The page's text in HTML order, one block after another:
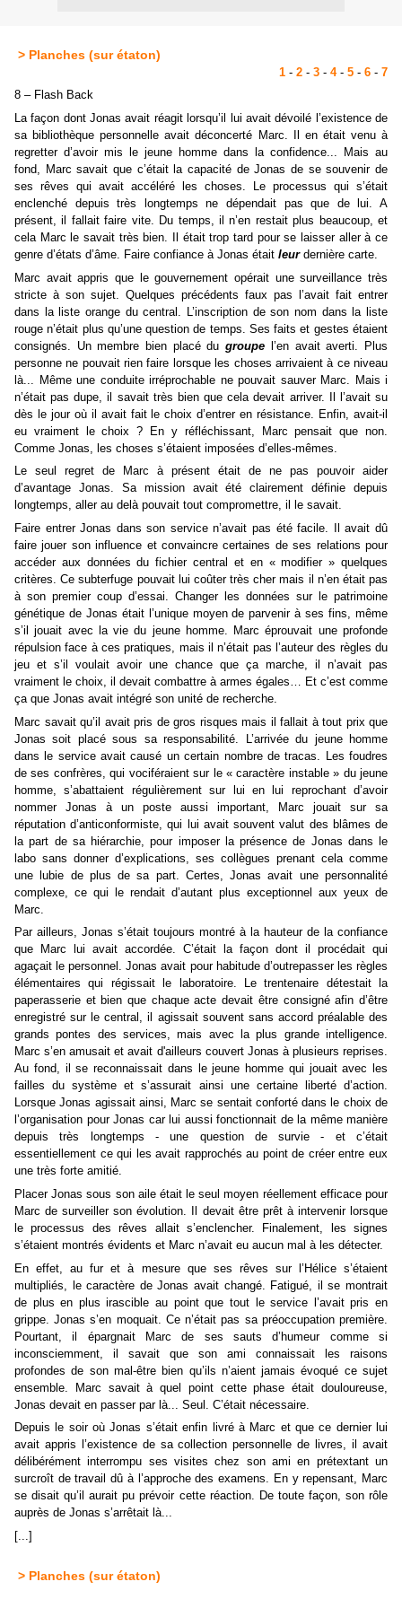
> Planches (sur étaton)
1 - 2 - 3 - 4- 5 - 6 - 7
8 – Flash Back
La façon dont Jonas avait réagit lorsqu’il lui avait dévoilé l’existence de
sa bibliothèque personnelle avait déconcerté Marc. Il en était venu à
regretter d’avoir mis le jeune homme dans la confidence... Mais au
fond, Marc savait que c’était la capacité de Jonas de se souvenir de
ses rêves qui avait accéléré les choses. Le processus qui s’était
enclenché depuis très longtemps ne dépendait pas que de lui. A
présent, il fallait faire vite. Du temps, il n’en restait plus beaucoup, et
cela Marc le savait très bien. Il était trop tard pour se laisser aller à ce
genre d’états d’âme. Faire confiance à Jonas était leurdernière carte.
Marc avait appris que le gouvernement opérait une surveillance très
stricte à son sujet. Quelques précédents faux pas l’avait fait entrer
dans la liste orange du central. L’inscription de son nom dans la liste
rouge n’était plus qu’une question de temps. Ses faits et gestes étaient
consignés. Un membre bien placé dugroupe l’en avait averti. Plus
personne ne pouvait rien faire lorsque les choses arrivaient à ce niveau
là... Même une conduite irréprochable ne pouvait sauver Marc. Mais i
n’était pas dupe, il savait très bien que cela devait arriver. Il l’avait su
dès le jour où il avait fait le choix d’entrer en résistance. Enfin, avait-il
eu vraiment le choix ? En y réfléchissant, Marc pensait que non.
Comme Jonas, les choses s’étaient imposées d’elles-mêmes.
Le seul regret de Marc à présent était de ne pas pouvoir aider
d’avantage Jonas. Sa mission avait été clairement définie depuis
longtemps, aller au delà pouvait tout compromettre, il le savait.
Faire entrer Jonas dans son service n’avait pas été facile. Il avait dû
faire jouer son influence et convaincre certaines de ses relations pour
accéder aux données du fichier central et en « modifier » quelques
critères. Ce subterfuge pouvait lui coûter très cher mais il n’en était pas
à son premier coup d’essai. Changer les données sur le patrimoine
génétique de Jonas était l’unique moyen de parvenir à ses fins, même
s’il jouait avec la vie du jeune homme. Marc éprouvait une profonde
répulsion face à ces pratiques, mais il n’était pas l’auteur des règles du
jeu et s’il voulait avoir une chance que ça marche, il n’avait pas
vraiment le choix, il devait combattre à armes égales… Et c’est comme
ça que Jonas avait intégré son unité de recherche.
Marc savait qu’il avait pris de gros risques mais il fallait à tout prix que
Jonas soit placé sous sa responsabilité. L’arrivée du jeune homme
dans le service avait causé un certain nombre de tracas. Les foudres
de ses confrères, qui vociféraient sur le « caractère instable » du jeune
homme, s’abattaient régulièrement sur lui en lui reprochant d’avoir
nommer Jonas à un poste aussi important, Marc jouait sur sa
réputation d’anticonformiste, qui lui avait souvent valut des blâmes de
la part de sa hiérarchie, pour imposer la présence de Jonas dans le
labo sans donner d’explications, ses collègues prenant cela comme
une lubie de plus de sa part. Certes, Jonas avait une personnalité
complexe, ce qui le rendait d’autant plus exceptionnel aux yeux de
Marc.
Par ailleurs, Jonas s’était toujours montré à la hauteur de la confiance
que Marc lui avait accordée. C’était la façon dont il procédait qui
agaçait le personnel. Jonas avait pour habitude d’outrepasser les règles
élémentaires qui régissait le laboratoire. Le trentenaire détestait la
paperasserie et bien que chaque acte devait être consigné afin d’être
enregistré sur le central, il agissait souvent sans accord préalable des
grands pontes des services, mais avec la plus grande intelligence.
Marc s’en amusait et avait d'ailleurs couvert Jonas à plusieurs reprises.
Au fond, il se reconnaissait dans le jeune homme qui jouait avec les
failles du système et s’assurait ainsi une certaine liberté d’action.
Lorsque Jonas agissait ainsi, Marc se sentait conforté dans le choix de
l’organisation pour Jonas car lui aussi fonctionnait de la même manière
depuis très longtemps - une question de survie - et c’était
essentiellement ce qui les avait rapprochés au point de créer entre eux
une très forte amitié.
Placer Jonas sous son aile était le seul moyen réellement efficace pour
Marc de surveiller son évolution. Il devait être prêt à intervenir lorsque
le processus des rêves allait s’enclencher. Finalement, les signes
s’étaient montrés évidents et Marc n’avait eu aucun mal à les détecter.
En effet, au fur et à mesure que ses rêves sur l’Hélice s’étaient
multipliés, le caractère de Jonas avait changé. Fatigué, il se montrait
de plus en plus irascible au point que tout le service l’avait pris en
grippe. Jonas s’en moquait. Ce n’était pas sa préoccupation première.
Pourtant, il épargnait Marc de ses sauts d’humeur comme si
inconsciemment, il savait que son ami connaissait les raisons
profondes de son mal-être bien qu’ils n’aient jamais évoqué ce sujet
ensemble. Marc savait à quel point cette phase était douloureuse,
Jonas devait en passer par là... Seul. C’était nécessaire.
Depuis le soir où Jonas s’était enfin livré à Marc et que ce dernier lui
avait appris l’existence de sa collection personnelle de livres, il avait
délibérément interrompu ses visites chez son ami en prétextant un
surcroît de travail dû à l’approche des examens. En y repensant, Marc
se disait qu’il aurait pu prévoir cette réaction. De toute façon, son rôle
auprès de Jonas s’arrêtait là...
[...]
> Planches (sur étaton)